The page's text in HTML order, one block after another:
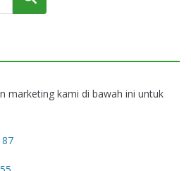
marketing kami di bawah ini untuk